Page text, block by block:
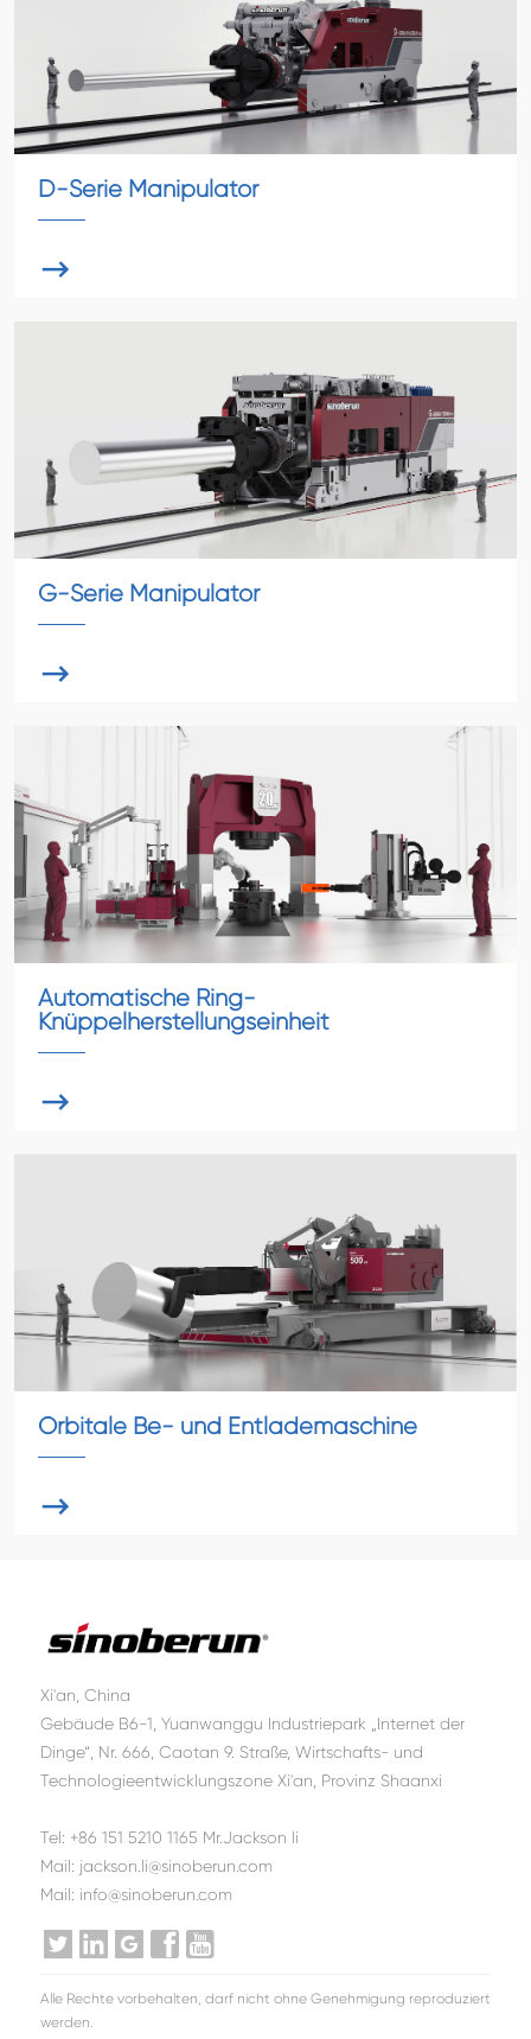
D-Serie Manipulator

G-Serie Manipulator

Automatische Ring-
Knüppelherstellungseinheit

Orbitale Be- und Entlademaschine

Xi'an, China
Gebäude B6-1, Yuanwanggu Industriepark „Internet der
Dinge“, Nr. 666, Caotan 9. Straße, Wirtschafts- und
Technologieentwicklungszone Xi'an, Provinz Shaanxi
Tel: +86 151 5210 1165 Mr.Jackson li
Mail: jackson.li@sinoberun.com
Mail: info@sinoberun.com
    
Alle Rechte vorbehalten, darf nicht ohne Genehmigung reproduziert
werden.